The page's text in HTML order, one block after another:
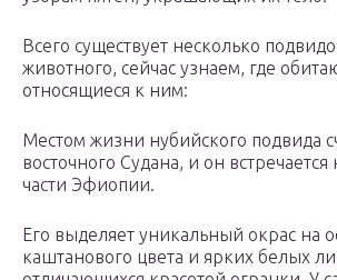
Всего существует несколько
животного, сейчас узнаем, где
относящиеся к ним:
Местом жизни нубийского подвида
восточного Судана, и он встречается
части Эфиопии.
Его выделяет уникальный окрас на
каштанового цвета и ярких белых